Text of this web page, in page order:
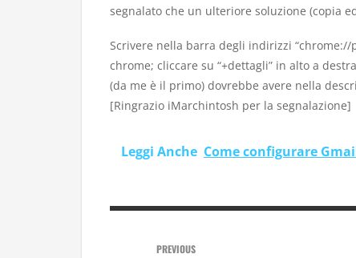
segnalato che un ulteriore soluzione (copia
Scrivere nella barra degli indirizzi
chrome; cliccare su “+dettagli” in alto a
(da me è il primo) dovrebbe avere nella
[Ringrazio iMarchintosh per la segnalazione]
Leggi Anche Come configurare
PREVIOUS